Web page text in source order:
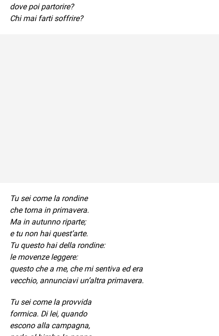
dove poi partorire?
Chi mai farti soffrire?
Tu sei come la rondine
che torna in primavera.
Ma in autunno riparte;
e tu non hai quest’arte.
Tu questo hai della rondine:
le movenze leggere:
questo che a me, che mi sentiva ed era
vecchio, annunciavi un’altra primavera.
Tu sei come la provvida
formica. Di lei, quando
escono alla campagna,